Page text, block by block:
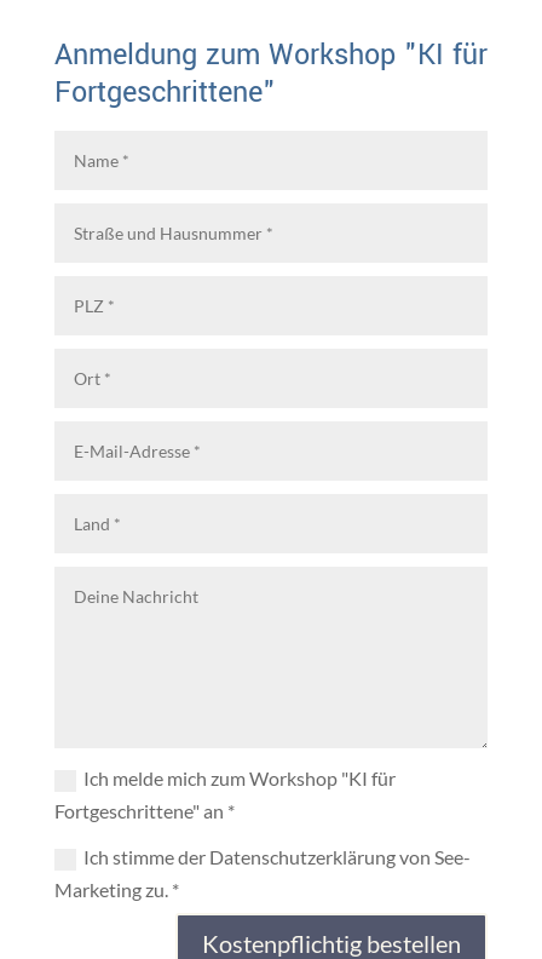
Anmeldung zum Workshop "KI für
Fortgeschrittene"
Ich melde mich zum Workshop "KI für
Fortgeschrittene" an *
Ich stimme der Datenschutzerklärung von See-
Marketing zu. *
Kostenpflichtig bestellen